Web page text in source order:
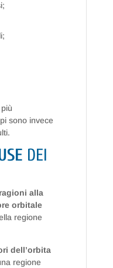
sono invece
DEI
alla
orbitale
regione
dell’orbita
regione